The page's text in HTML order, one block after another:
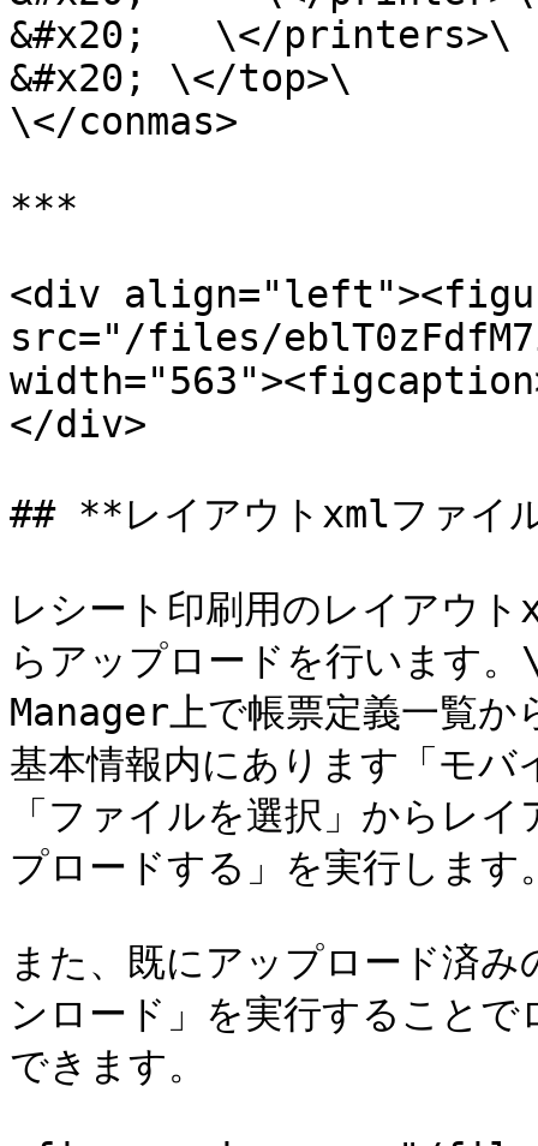
&#x20;   \</printers>\
&#x20; \</top>\
\</conmas>
***
<div
src="/files/
</div>
## **レイアウトxmlファイ
レシート印刷用のレイアウ
らアップロードを行います
Manager上で帳票定義一覧か
基本情報内にあります「モ
「ファイルを選択」からレ
プロードする」を実行しま
また、既にアップロード済
ンロード」を実行すること
できます。